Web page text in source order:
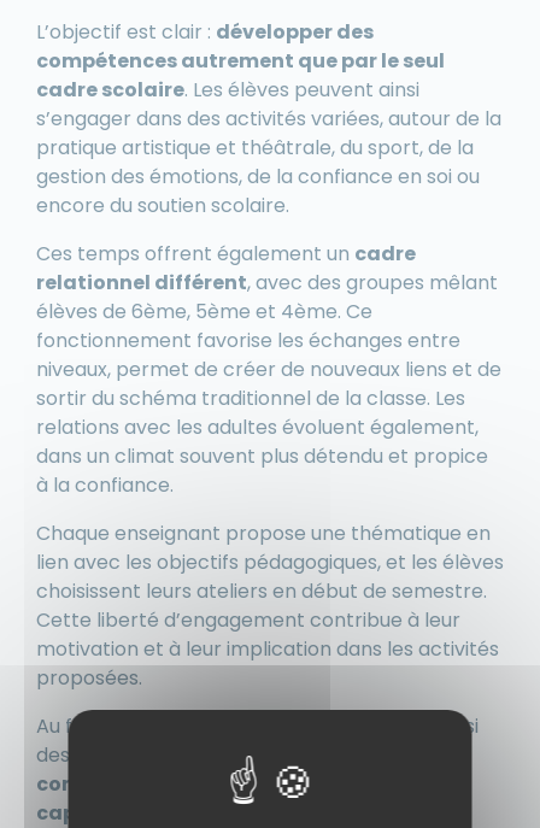
L’objectif est clair : développer des
compétences autrement que par le seul
cadre scolaire. Les élèves peuvent ainsi
s’engager dans des activités variées, autour de la
pratique artistique et théâtrale, du sport, de la
gestion des émotions, de la confiance en soi ou
encore du soutien scolaire.
Ces temps offrent également un cadre
relationnel différent, avec des groupes mêlant
élèves de 6ème, 5ème et 4ème. Ce
fonctionnement favorise les échanges entre
niveaux, permet de créer de nouveaux liens et de
sortir du schéma traditionnel de la classe. Les
relations avec les adultes évoluent également,
dans un climat souvent plus détendu et propice
à la confiance.
Chaque enseignant propose une thématique en
lien avec les objectifs pédagogiques, et les élèves
choisissent leurs ateliers en début de semestre.
Cette liberté d’engagement contribue à leur
motivation et à leur implication dans les activités
proposées.
Au fil des séances, les élèves développent ainsi
des compétences essentielles :
communication, confiance en soi et
capacités relationnelles